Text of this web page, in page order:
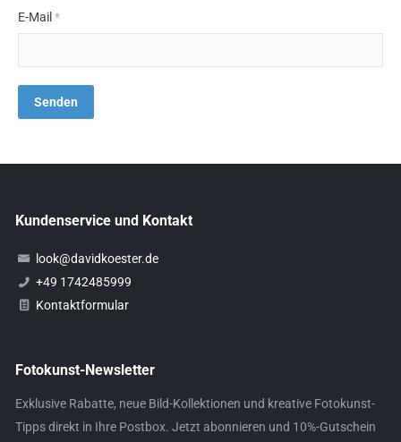
E-Mail *
Kundenservice und Kontakt
look@davidkoester.de
+49 1742485999
Kontaktformular
Fotokunst-Newsletter
Exklusive Rabatte, neue Bild-Kollektionen und kreative Fotokunst-
Tipps direkt in Ihre Postbox. Jetzt abonnieren und 10%-Gutschein